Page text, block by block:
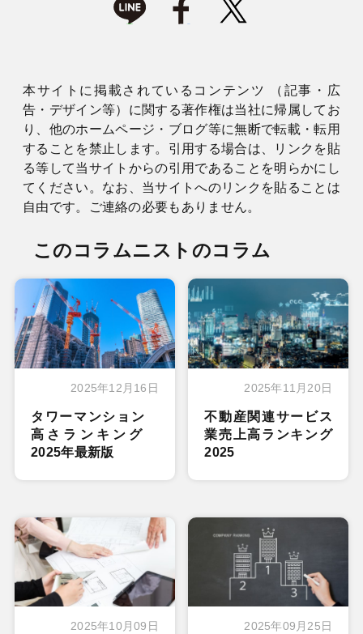
本サイトに掲載されているコンテンツ （記事・広
告・デザイン等）に関する著作権は当社に帰属してお
り、他のホームページ・ブログ等に無断で転載・転用
することを禁止します。引用する場合は、リンクを貼
る等して当サイトからの引用であることを明らかにし
てください。なお、当サイトへのリンクを貼ることは
自由です。ご連絡の必要もありません。
このコラムニストのコラム
2025年12月16日
タワーマンション
高さランキング
2025年最新版
2025年11月20日
不動産関連サービス
業売上高ランキング
2025
2025年10月09日 2025年09月25日